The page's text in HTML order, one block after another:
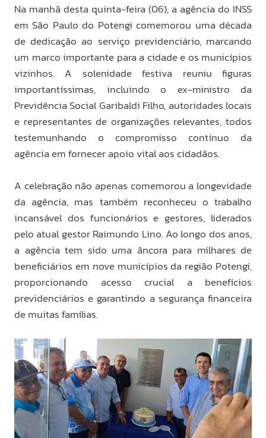
Na manhã desta quinta-feira (06), a agência do INSS
em São Paulo do Potengi comemorou uma década
de dedicação ao serviço previdenciário, marcando
um marco importante para a cidade e os municípios
vizinhos. A solenidade festiva reuniu figuras
importantíssimas, incluindo o ex-ministro da
Previdência Social Garibaldi Filho, autoridades locais
e representantes de organizações relevantes, todos
testemunhando o compromisso contínuo da
agência em fornecer apoio vital aos cidadãos.
A celebração não apenas comemorou a longevidade
da agência, mas também reconheceu o trabalho
incansável dos funcionários e gestores, liderados
pelo atual gestor Raimundo Lino. Ao longo dos anos,
a agência tem sido uma âncora para milhares de
beneficiários em nove municípios da região Potengi,
proporcionando acesso crucial a benefícios
previdenciários e garantindo a segurança financeira
de muitas famílias.